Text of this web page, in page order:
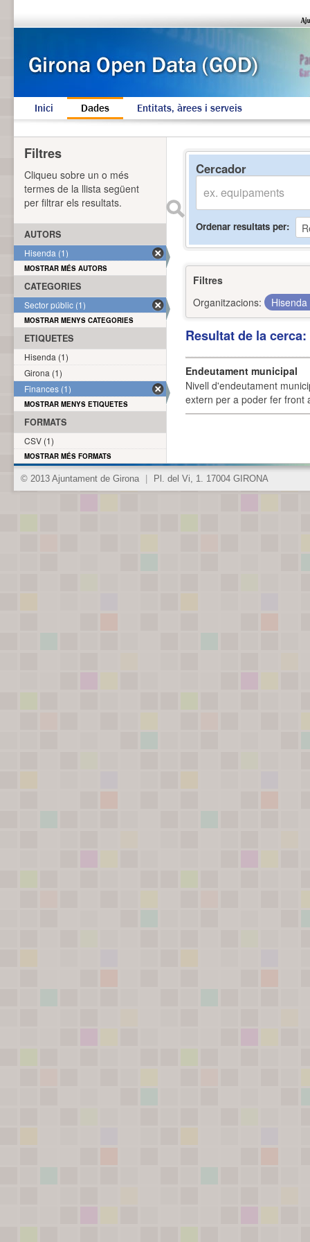
Inici Dades Entitats, àrees i serveis
Cercador
Ordenar resultats per
Filtres
Organitzacions:
Hisenda
Resultat de la
Endeutament municipal
Nivell d'endeutament
extern per a poder fer front
Filtres
Cliqueu sobre un o més
termes de la llista següent
per filtrar els resultats.
AUTORS
Hisenda (1)
MOSTRAR MÉS AUTORS
CATEGORIES
Sector públic (1)
MOSTRAR MENYS CATEGORIES
ETIQUETES
Hisenda (1)
Girona (1)
Finances (1)
MOSTRAR MENYS ETIQUETES
FORMATS
CSV (1)
MOSTRAR MÉS FORMATS
© 2013 Ajuntament de Girona Pl. del Vi, 1. 17004 GIRONA